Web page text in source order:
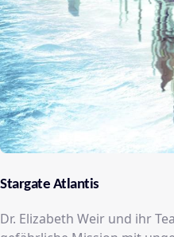
Stargate Atlantis
Dr. Elizabeth Weir und ihr